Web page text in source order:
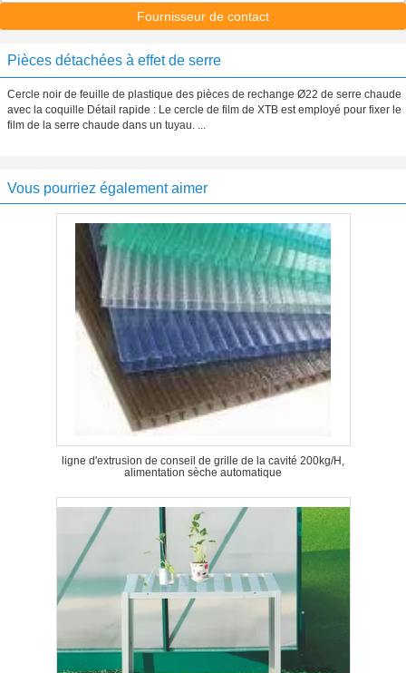
Fournisseur de contact
Pièces détachées à effet de serre
Cercle noir de feuille de plastique des pièces de rechange Ø22 de serre chaude
avec la coquille Détail rapide : Le cercle de film de XTB est employé pour fixer le
film de la serre chaude dans un tuyau. ...
Vous pourriez également aimer
ligne d'extrusion de conseil de grille de la cavité 200kg/H,
alimentation sèche automatique